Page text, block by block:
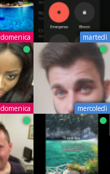
domenica martedì
domenica mercoledì